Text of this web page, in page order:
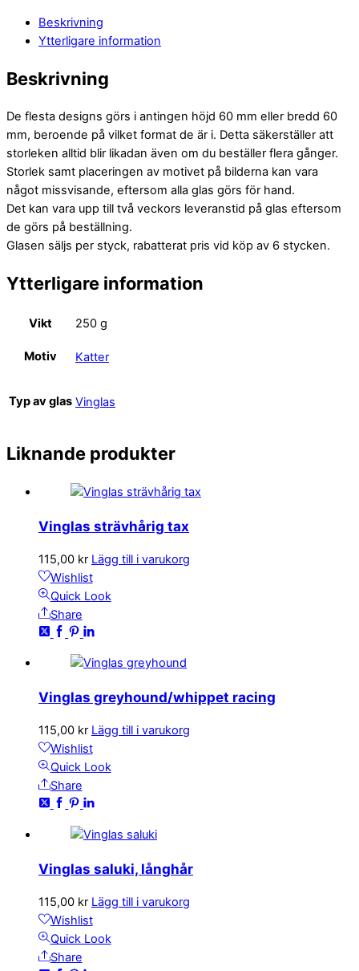
Beskrivning
Ytterligare information
Beskrivning
De flesta designs görs i antingen höjd 60 mm eller bredd 60
mm, beroende på vilket format de är i. Detta säkerställer att
storleken alltid blir likadan även om du beställer flera gånger.
Storlek samt placeringen av motivet på bilderna kan vara
något missvisande, eftersom alla glas görs för hand.
Det kan vara upp till två veckors leveranstid på glas eftersom
de görs på beställning.
Glasen säljs per styck, rabatterat pris vid köp av 6 stycken.
Ytterligare information
Vikt 250 g
Motiv Katter
Typ av glas Vinglas
Liknande produkter
Vinglas strävhårig tax
115,00 kr Lägg till i varukorg
Wishlist
Quick Look
Share
Vinglas greyhound/whippet racing
115,00 kr Lägg till i varukorg
Wishlist
Quick Look
Share
Vinglas saluki, långhår
115,00 kr Lägg till i varukorg
Wishlist
Quick Look
Share